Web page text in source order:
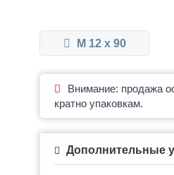
М 12 x 90
Внимание: продажа
кратно упаковкам.
Дополнительные